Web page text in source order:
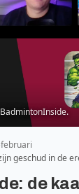
februari
geschud in de
de